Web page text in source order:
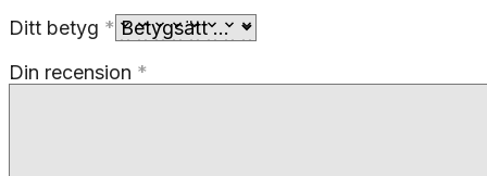
Ditt betyg *
Din recension *